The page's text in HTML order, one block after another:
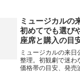
ミュージカルの
初めてでも選び
座席と購入の目
ミュージカルの来日
整理。初観劇で迷わ
価格帯の目安、発売